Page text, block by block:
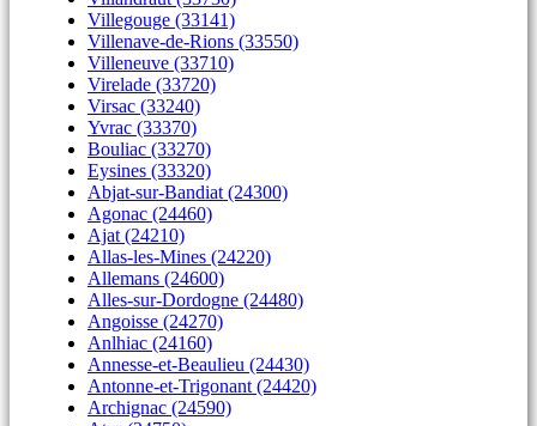
Villegouge (33141)
Villenave-de-Rions (33550)
Villeneuve (33710)
Virelade (33720)
Virsac (33240)
Yvrac (33370)
Bouliac (33270)
Eysines (33320)
Abjat-sur-Bandiat (24300)
Agonac (24460)
Ajat (24210)
Allas-les-Mines (24220)
Allemans (24600)
Alles-sur-Dordogne (24480)
Angoisse (24270)
Anlhiac (24160)
Annesse-et-Beaulieu (24430)
Antonne-et-Trigonant (24420)
Archignac (24590)